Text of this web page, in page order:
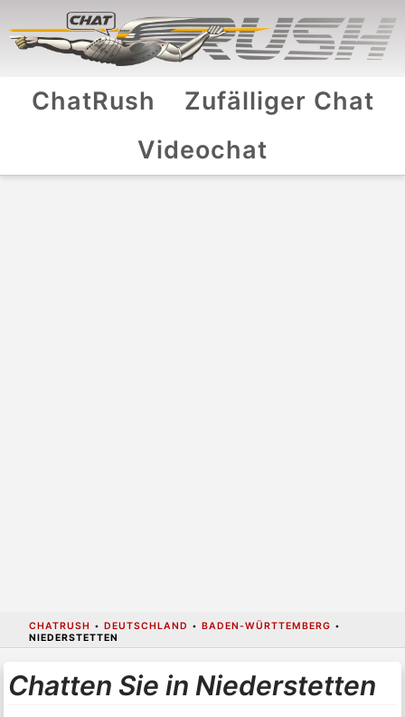
ChatRush
Zufälliger Chat
Videochat
CHATRUSH • DEUTSCHLAND • BADEN-WÜRTTEMBERG •
NIEDERSTETTEN
Chatten Sie in Niederstetten